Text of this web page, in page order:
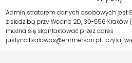
Administratorem danych osobowych jest
z siedzibą przy Wodna 2D, 30-556 Kraków
można się skontaktować przez adres
justyna.bialowas@emmerson.pl…czytaj